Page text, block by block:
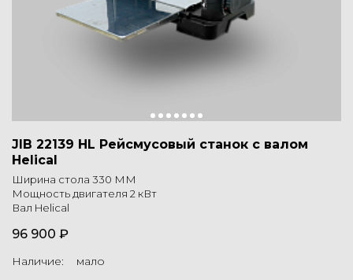
JIB 22139 HL Рейсмусовый станок с валом
Helical
Ширина стола 330 ММ
Мощность двигателя 2 кВт
Вал Helical
96 900 ₽
Наличие: мало